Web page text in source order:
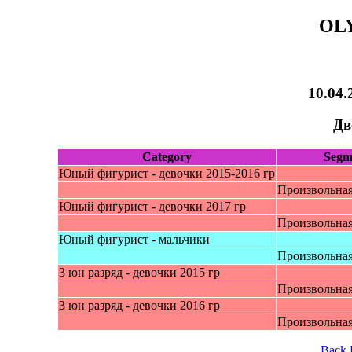
Category
Юный фигуриcт - девочки 2015-2016 гр
Юный фигуриcт - девочки 2017 гр
Юный фигурист - мaльчики
3 юн pазряд - девочки 2015 гр
3 юн pазряд - девочки 2016 гр